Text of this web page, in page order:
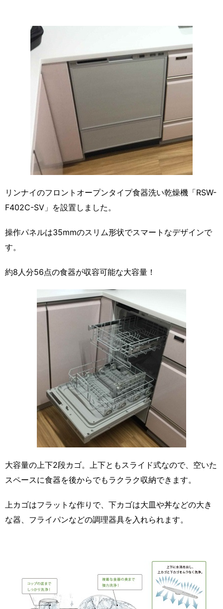
リンナイのフロントオープンタイプ食器洗い乾燥機「RSW-
F402C-SV」を設置しました。
操作パネルは35mmのスリム形状でスマートなデザインで
す。
約8人分56点の食器が収容可能な大容量！
大容量の上下2段カゴ。上下ともスライド式なので、空いた
スペースに食器を後からでもラクラク収納できます。
上カゴはフラットな作りで、下カゴは大皿や丼などの大き
な器、フライパンなどの調理器具を入れられます。